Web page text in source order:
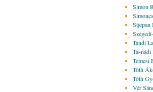
Simon
Stjepan
Tandi
Tasnádi
Temesi
Tóth
Tóth
Vér